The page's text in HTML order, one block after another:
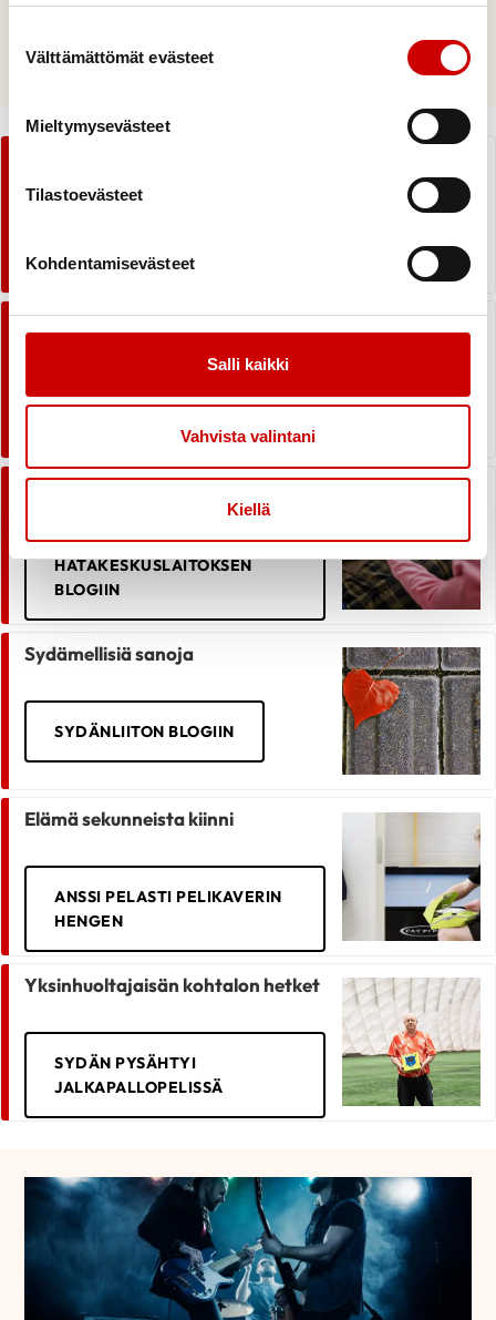
Välttämättömät evästeet
Mieltymysevästeet
Tilastoevästeet
Kohdentamisevästeet
Salli kaikki
Vahvista valintani
Kiellä
OTA MATERIAALIT KÄYTTÖÖN
Tutustu 112 Suomi -sovellukseen
PAIKANNA LÄHIN
Hätäkeskuspäivystäjä elvyttäjän
HÄTÄKESKUSLAITOKSEN
BLOGIIN
Sydämellisiä sanoja
SYDÄNLIITON BLOGIIN
Elämä sekunneista kiinni
ANSSI PELASTI PELIKAVERIN
HENGEN
Yksinhuoltajaisän kohtalon hetket
SYDÄN PYSÄHTYI
JALKAPALLOPELISSÄ